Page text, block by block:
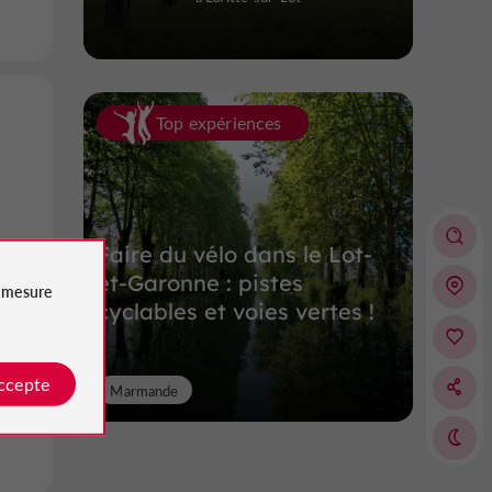
Top expériences
Faire du vélo dans le Lot-
et-Garonne : pistes
cyclables et voies vertes !
Marmande
mesure